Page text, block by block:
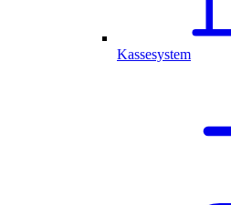
Kassesystem